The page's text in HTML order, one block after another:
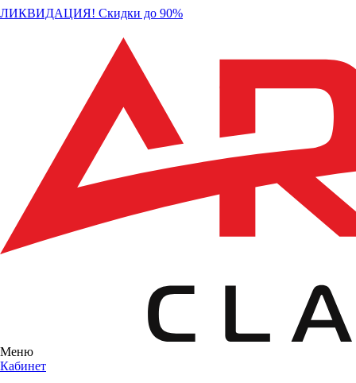
ЛИКВИДАЦИЯ! Скидки до 90%
Меню
Кабинет